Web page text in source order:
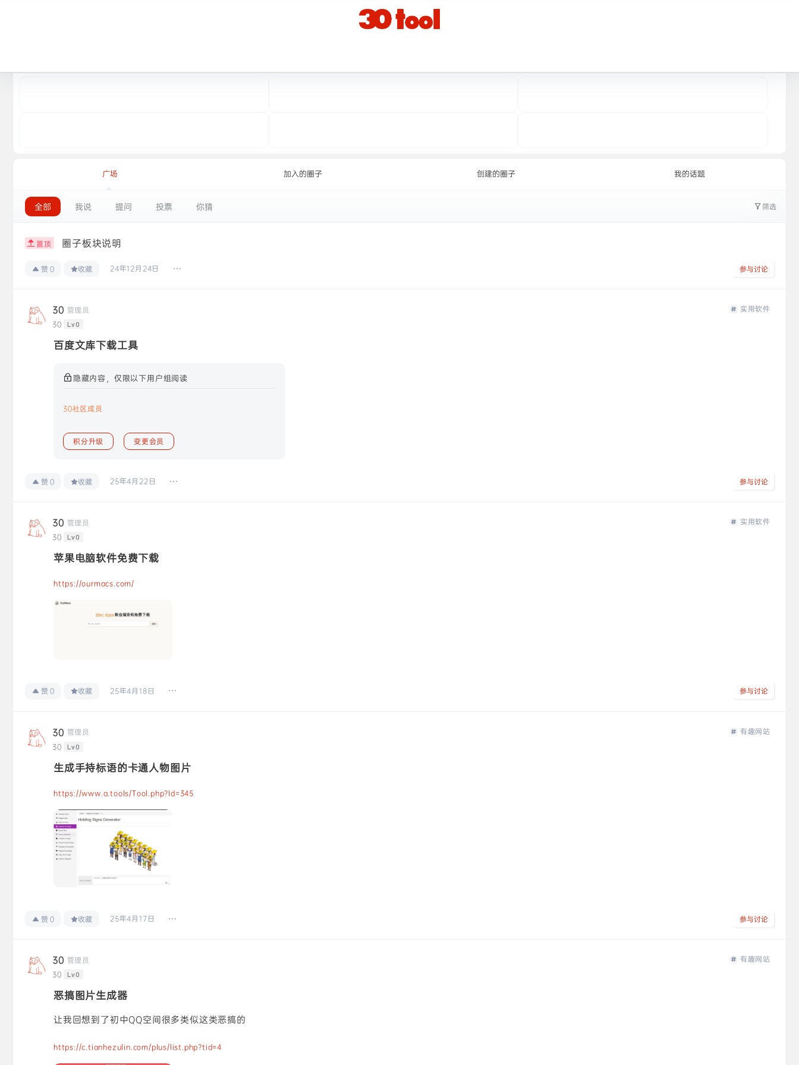
广场 加入的圈子 创建的圈子 我的话题
全部 我说 提问 投票 你猜 筛选
置顶 圈子板块说明
赞0 收藏 24年12月24日 参与讨论
30 管理员
30
Lv0
实用软件
百度文库下载工具
隐藏内容，仅限以下用户组阅读
30社区成员
积分升级 变更会员
赞0 收藏 25年4月22日 参与讨论
30 管理员
30
Lv0
实用软件
苹果电脑软件免费下载
https://ourmacs.com/
赞0 收藏 25年4月18日 参与讨论
30 管理员
30
Lv0
有趣网站
生成手持标语的卡通人物图片
https://www.a.tools/Tool.php?Id=345
赞0 收藏 25年4月17日 参与讨论
30 管理员
30
Lv0
有趣网站
恶搞图片生成器
让我回想到了初中QQ空间很多类似这类恶搞的
https://c.tianhezulin.com/plus/list.php?tid=4